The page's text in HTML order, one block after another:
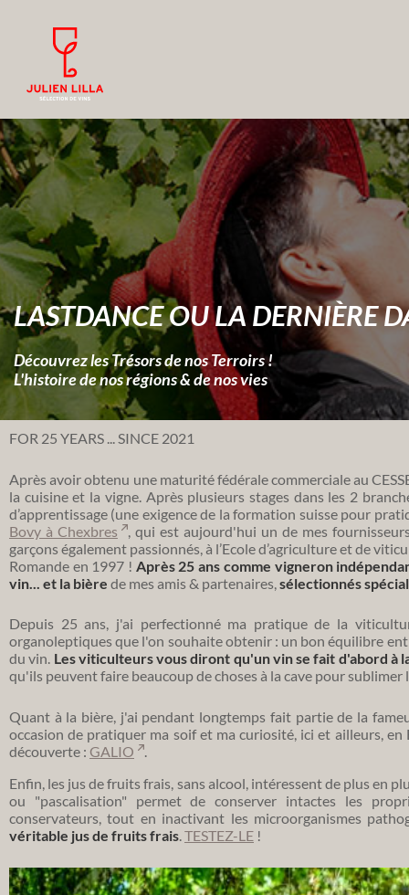
LASTDANCE OU LA DERNIÈRE
Découvrez les Trésors de nos Terroirs !
L'histoire de nos régions & de nos vies
FOR 25 YEARS ... SINCE 2021
Après avoir obtenu une maturité fédérale commerciale au
la cuisine et la vigne. Après plusieurs stages dans les 2
d’apprentissage (une exigence de la formation suisse pour
Bovy à Chexbres
, qui est aujourd'hui un de mes
garçons également passionnés, à l’Ecole d’agriculture et de
Romande en 1997 ! Après 25 ans comme vigneron
vin... et la bière de mes amis & partenaires, sélectionnés
Depuis 25 ans, j'ai perfectionné ma pratique de la
organoleptiques que l'on souhaite obtenir : un bon équilibre
du vin. Les viticulteurs vous diront qu'un vin se fait d'abord à
qu'ils peuvent faire beaucoup de choses à la cave pour
Quant à la bière, j'ai pendant longtemps fait partie de la
occasion de pratiquer ma soif et ma curiosité, ici et ailleurs,
découverte : GALIO
.
Enfin, les jus de fruits frais, sans alcool, intéressent de plus en
ou "pascalisation" permet de conserver intactes les
conservateurs, tout en inactivant les microorganismes
véritable jus de fruits frais.TESTEZ-LE !